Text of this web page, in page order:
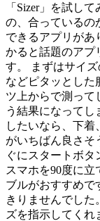
「Sizer」を試し
の、合っている
できるアプリがあ
かると話題のアプ
す。 まずはサイ
などピタッとした
ツ上からで測って
う結果になってし
したいなら、下
がいちばん良さそ
ぐにスタートボタ
スマホを90度に
ブルがおすすめで
きりませんでした
ズを指示してくれ